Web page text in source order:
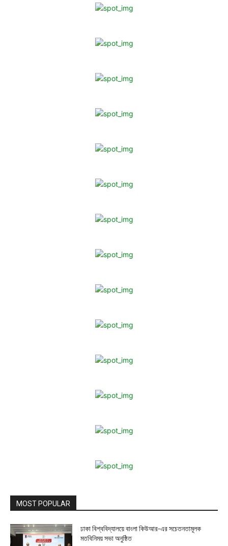
MOST POPULAR
ঢাকা বিশ্ববিদ্যালয়ে বাংলা কিউআর-এর সচেতনতামূলক
মতবিনিময় সভা অনুষ্ঠিত